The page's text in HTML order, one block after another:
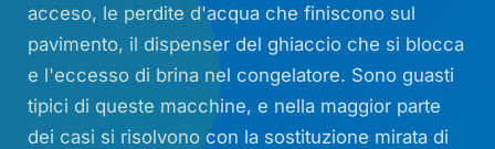
acceso, le perdite d'acqua che finiscono sul
pavimento, il dispenser del ghiaccio che si blocca
e l'eccesso di brina nel congelatore. Sono guasti
tipici di queste macchine, e nella maggior parte
dei casi si risolvono con la sostituzione mirata di